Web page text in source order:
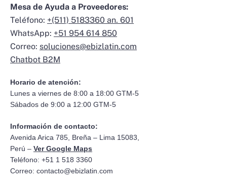
Mesa de Ayuda a Proveedores:
Teléfono: +(511) 5183360 an. 601
WhatsApp: +51 954 614 850
Correo: soluciones@ebizlatin.com
Chatbot B2M
Horario de atención:
Lunes a viernes de 8:00 a 18:00 GTM-5
Sábados de 9:00 a 12:00 GTM-5
Información de contacto:
Avenida Arica 785, Breña – Lima 15083,
Perú – Ver Google Maps
Teléfono: +51 1 518 3360
Correo: contacto@ebizlatin.com